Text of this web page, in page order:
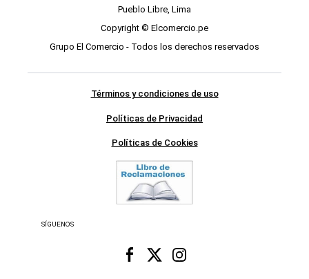
Pueblo Libre, Lima
Copyright © Elcomercio.pe
Grupo El Comercio - Todos los derechos reservados
Términos y condiciones de uso
Políticas de Privacidad
Políticas de Cookies
SÍGUENOS